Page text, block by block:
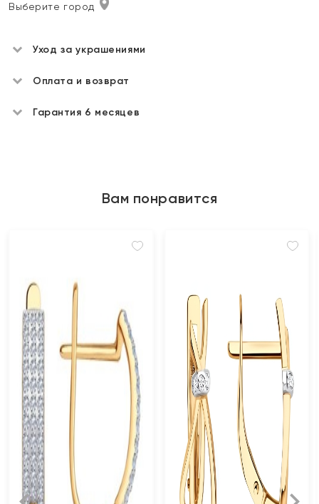
Выберите город
Уход за украшениями
Оплата и возврат
Гарантия 6 месяцев
Вам понравится